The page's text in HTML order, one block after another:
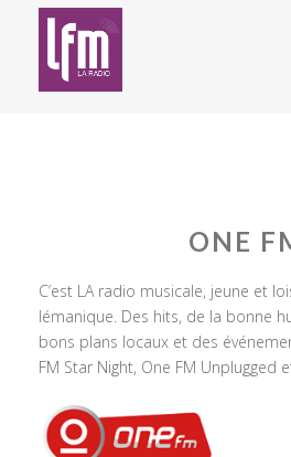
ONE
C’est LA radio musicale, jeune et
lémanique. Des hits, de la bonne
bons plans locaux et des
FM Star Night, One FM Unplugged